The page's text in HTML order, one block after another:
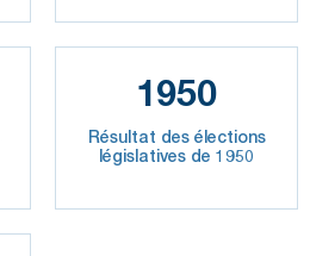
1950
Résultat des élections
législatives de 1950